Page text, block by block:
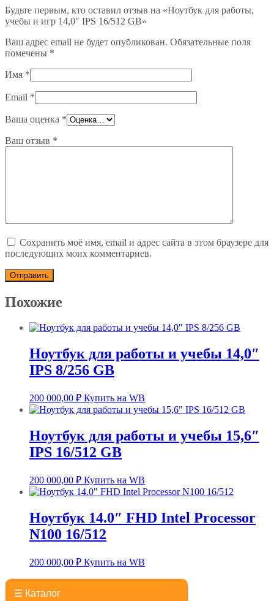
Будьте первым, кто оставил отзыв на «Ноутбук для работы,
учебы и игр 14,0″ IPS 16/512 GB»
Ваш адрес email не будет опубликован. Обязательные поля
помечены *
Имя *
Email *
Ваша оценка *
Ваш отзыв *
Сохранить моё имя, email и адрес сайта в этом браузере для
последующих моих комментариев.
Похожие
Ноутбук для работы и учебы 14,0″
IPS 8/256 GB
200 000,00 ₽ Купить на WB
Ноутбук для работы и учебы 15,6″
IPS 16/512 GB
200 000,00 ₽ Купить на WB
Ноутбук 14.0″ FHD Intel Processor
N100 16/512
200 000,00 ₽ Купить на WB
☰ Каталог